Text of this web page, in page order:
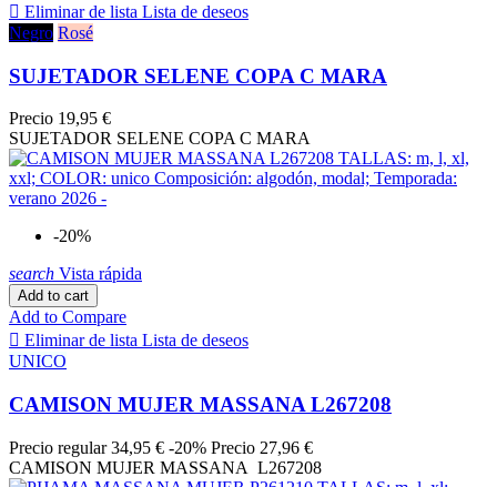
 Eliminar de lista Lista de deseos
Negro Rosé
SUJETADOR SELENE COPA C MARA
Precio 19,95 €
SUJETADOR SELENE COPA C MARA
-20%
search Vista rápida
Add to cart
Add to Compare
 Eliminar de lista Lista de deseos
UNICO
CAMISON MUJER MASSANA L267208
Precio regular 34,95 € -20% Precio 27,96 €
CAMISON MUJER MASSANA L267208